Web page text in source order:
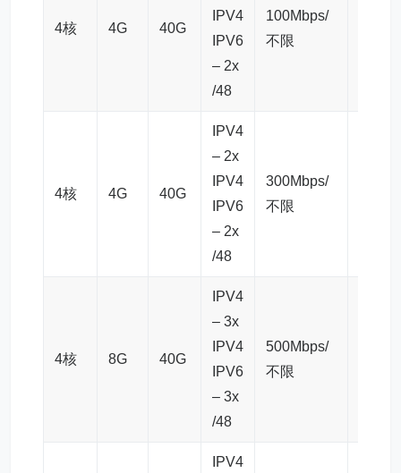
4核 4G 40G
IPV4
IPV6
– 2x
/48
100Mbps/
不限
4核 4G 40G
IPV4
– 2x
IPV4
IPV6
– 2x
/48
300Mbps/
不限
4核 8G 40G
IPV4
– 3x
IPV4
IPV6
– 3x
/48
500Mbps/
不限
IPV4